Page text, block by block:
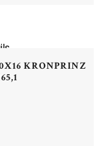
KRONPRINZ